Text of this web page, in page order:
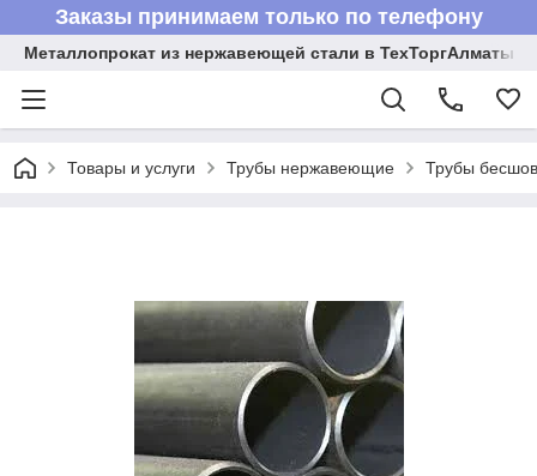
Заказы принимаем только по телефону
Металлопрокат из нержавеющей стали в ТехТоргАлматы
Товары и услуги Трубы нержавеющие Трубы